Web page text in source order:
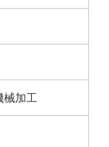
械加工